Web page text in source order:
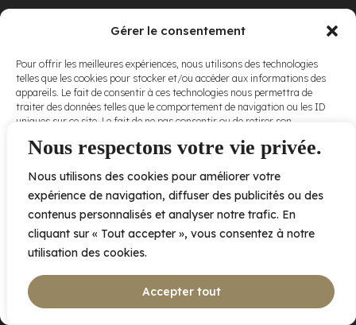
Nous respectons votre vie privée.
Nous utilisons des cookies pour améliorer votre
expérience de navigation, diffuser des publicités ou des
contenus personnalisés et analyser notre trafic. En
cliquant sur « Tout accepter », vous consentez à notre
utilisation des cookies.
Accepter tout
Gérer le consentement
Pour offrir les meilleures expériences, nous utilisons des technologies
telles que les cookies pour stocker et/ou accéder aux informations des
appareils. Le fait de consentir à ces technologies nous permettra de
traiter des données telles que le comportement de navigation ou les ID
uniques sur ce site. Le fait de ne pas consentir ou de retirer son
et fonctions.
Accepter
Refuser
© Elora. Tous
droits réservés.
Voir nos
conditions
d’utilisationet
2005 av. de Bois-de-Boulogne, Laval QCH7N 0J7